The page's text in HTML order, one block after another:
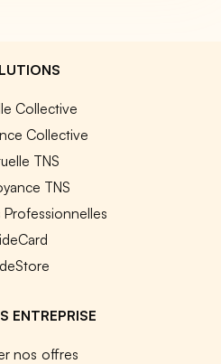
Collective
Collective
TNS
TNS
Professionnelles
ENTREPRISE
nos offres